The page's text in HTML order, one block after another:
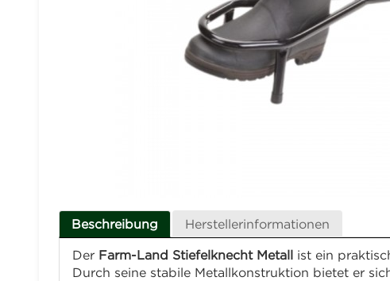
Beschreibung Herstellerinformationen
Der Farm-Land Stiefelknecht Metall ist ein
Durch seine stabile Metallkonstruktion bietet er